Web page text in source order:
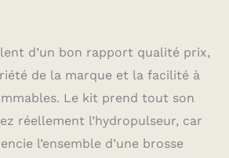
d’un bon rapport qualité prix,
de la marque et la facilité à
Le kit prend tout son
réellement l’hydropulseur, car
l’ensemble d’une brosse